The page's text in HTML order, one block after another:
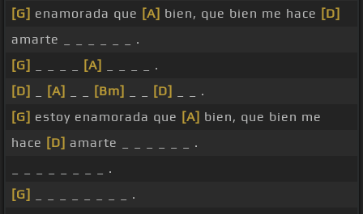
[G] enamorada que [A] bien, que bien me hace [D]
amarte _ _ _ _ _ _ .
[G]
[A]
_ _ _ _ .
[D]
[A] [Bm] [D]
_ _ .
[G] estoy enamorada que [A] bien, que bien me
hace [D] amarte _ _ _ _ _ _ .
_ _ _ _ _ _ _ _ .
[G]
_ _ _ _ _ _ _ _ .